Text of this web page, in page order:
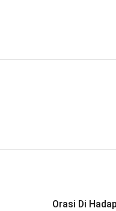
Orasi Di